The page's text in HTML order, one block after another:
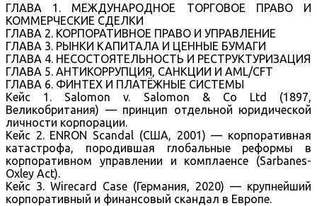
ГЛАВА 1. МЕЖДУНАРОДНОЕ ТОРГОВОЕ ПРАВО И
КОММЕРЧЕСКИЕ СДЕЛКИ
ГЛАВА 2. КОРПОРАТИВНОЕ ПРАВО И УПРАВЛЕНИЕ
ГЛАВА 3. РЫНКИ КАПИТАЛА И ЦЕННЫЕ БУМАГИ
ГЛАВА 4. НЕСОСТОЯТЕЛЬНОСТЬ И РЕСТРУКТУРИЗАЦИЯ
ГЛАВА 5. АНТИКОРРУПЦИЯ, САНКЦИИ И AML/CFT
ГЛАВА 6. ФИНТЕХ И ПЛАТЁЖНЫЕ СИСТЕМЫ
Кейс 1. Salomon v. Salomon & Co Ltd (1897,
Великобритания) — принцип отдельной юридической
личности корпорации.
Кейс 2. ENRON Scandal (США, 2001) — корпоративная
катастрофа, породившая глобальные реформы в
корпоративном управлении и комплаенсе (Sarbanes-
Oxley Act).
Кейс 3. Wirecard Case (Германия, 2020) — крупнейший
корпоративный и финансовый скандал в Европе.